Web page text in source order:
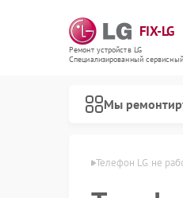
FIX-LG
Ремонт устройств LG
Специализированный
Мы
Телефон LG не